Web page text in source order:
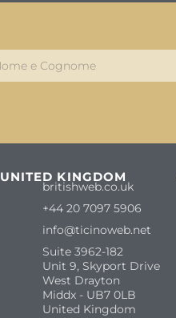
UNITED KINGDOM
britishweb.co.uk
+44 20 7097 5906
info@ticinoweb.net
Suite 3962-182
Unit 9, Skyport Drive
West Drayton
Middx - UB7 0LB
United Kingdom